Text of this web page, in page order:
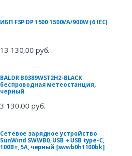
ИБП FSP DP 1500 1500VA/900W (6 IEC)
13 130,00 руб.
BALDR B0389WST2H2-BLACK
беспроводная метеостанция,
черный
3 130,00 руб.
Сетевое зарядное устройство
SunWind SWWB0, USB + USB type-C,
100Вт, 5A, черный [swwb0h1100bk]